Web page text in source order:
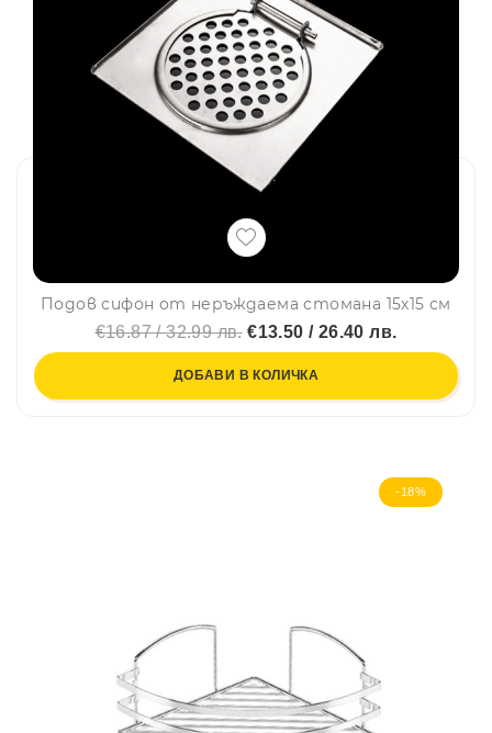
Подов сифон от неръждаема стомана 15х15 см
€16.87 / 32.99 лв.€13.50 / 26.40 лв.
ДОБАВИ В КОЛИЧКА
-18%